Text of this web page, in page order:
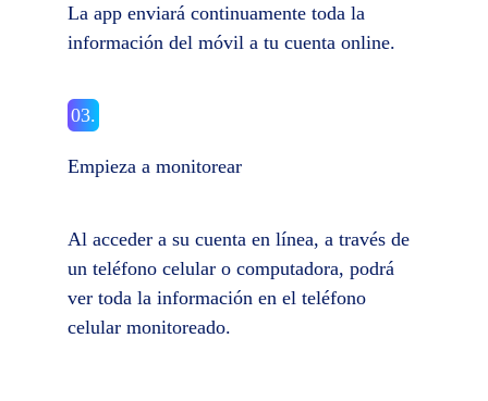
La app enviará continuamente toda la
información del móvil a tu cuenta online.
03.
Empieza a monitorear
Al acceder a su cuenta en línea, a través de
un teléfono celular o computadora, podrá
ver toda la información en el teléfono
celular monitoreado.